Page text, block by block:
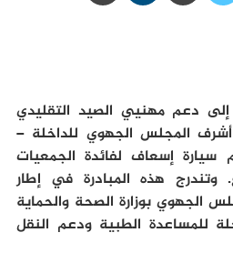
إلى دعممهنيي الصيد التقليدي
المجلس الجهوي للداخلة –
إسعاف لفائدة الجمعيات
وتندرج هذه المبادرة في إطار
الجهوي بوزارة الصحة والحماية
للمساعدة الطبية ودعم النقل